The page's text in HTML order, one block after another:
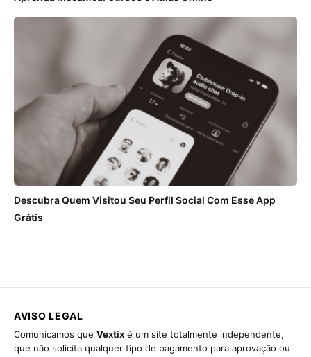
Descubra Quem Visitou Seu Perfil Social Com Esse App
Grátis
AVISO LEGAL
Comunicamos que Vextix é um site totalmente independente,
que não solicita qualquer tipo de pagamento para aprovação ou